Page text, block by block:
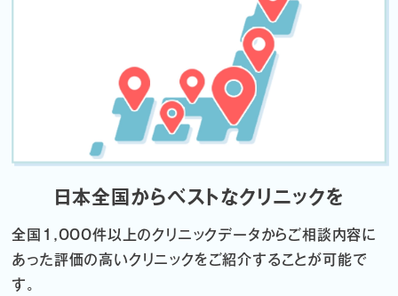
日本全国からベストなクリニックを
全国1,000件以上のクリニックデータからご相談内容に
あった評価の高いクリニックをご紹介することが可能で
す。